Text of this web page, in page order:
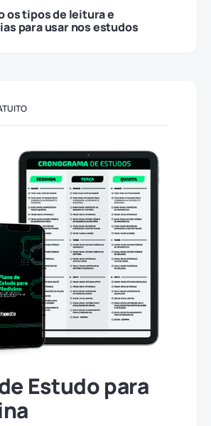
os tipos de leitura e
para usar nos estudos
Estudo para